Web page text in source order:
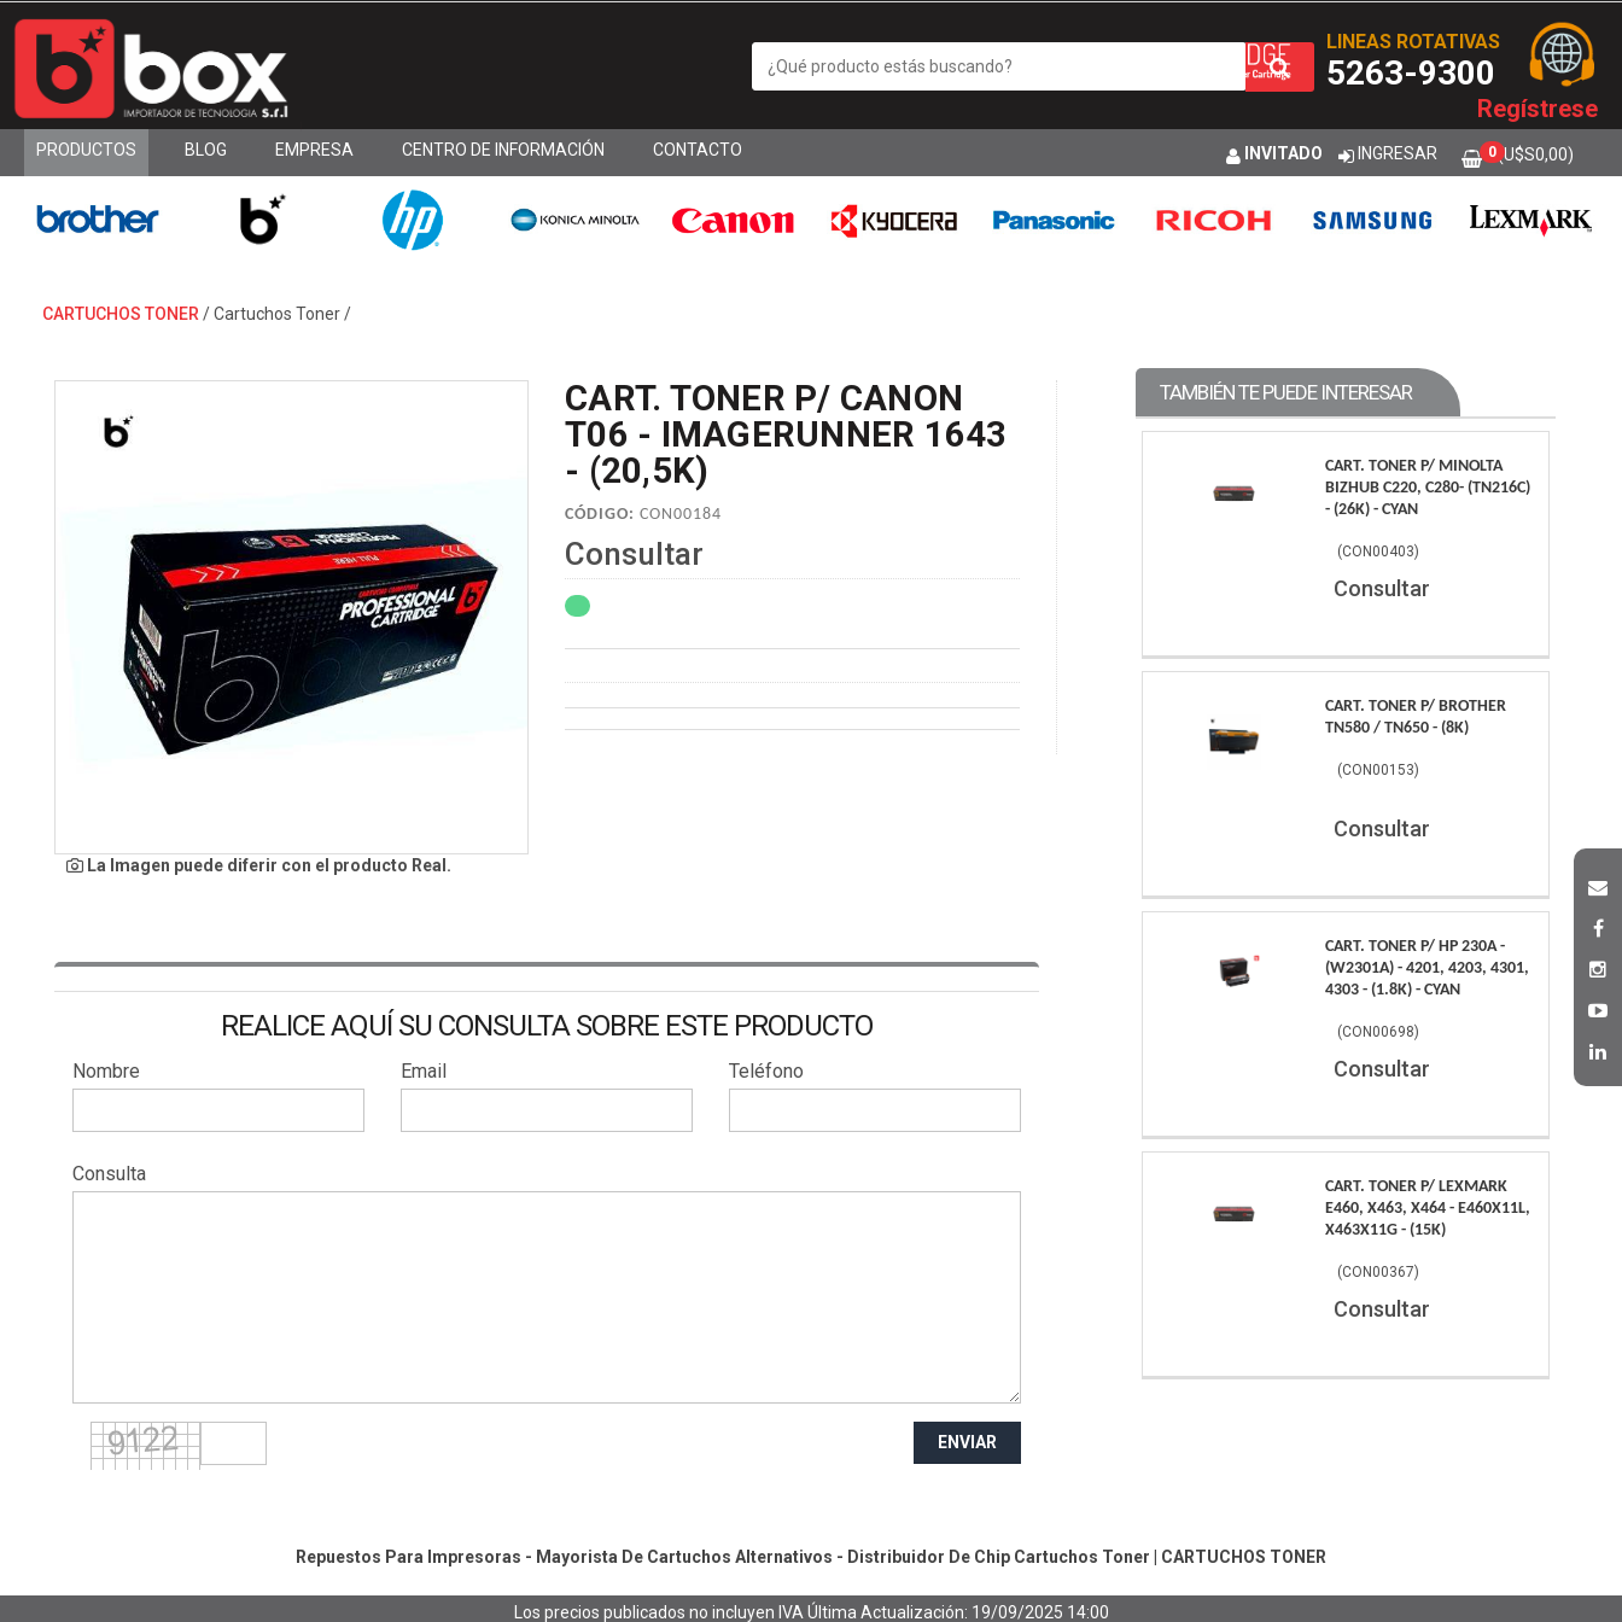
INVITADO INGRESAR 0 (U$S0,00)
PRODUCTOS BLOG EMPRESA CENTRO DE INFORMACIÓN CONTACTO
LINEAS ROTATIVAS
5263-9300
Regístrese
CARTUCHOS TONER /Cartuchos Toner/
La Imagen puede diferir con el producto Real.
CART. TONER P/ CANON
T06 - IMAGERUNNER 1643
- (20,5K)
CÓDIGO: CON00184
Consultar
REALICE AQUÍ SU CONSULTA SOBRE ESTE PRODUCTO
Nombre Email Teléfono
Consulta
ENVIAR
TAMBIÉN TE PUEDE INTERESAR
CART. TONER P/ MINOLTA
BIZHUB C220, C280- (TN216C)
- (26K) - CYAN
(CON00403)
Consultar
CART. TONER P/ BROTHER
TN580 / TN650 - (8K)
(CON00153)
Consultar
CART. TONER P/ HP 230A -
(W2301A) - 4201, 4203, 4301,
4303 - (1.8K) - CYAN
(CON00698)
Consultar
CART. TONER P/ LEXMARK
E460, X463, X464 - E460X11L,
X463X11G - (15K)
(CON00367)
Consultar
Repuestos Para Impresoras - Mayorista De Cartuchos Alternativos - Distribuidor De Chip Cartuchos Toner CARTUCHOS TONER
Los precios publicados no incluyen IVA Última Actualización: 19/09/2025 14:00